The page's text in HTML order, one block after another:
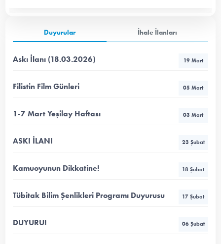
Duyurular İhale İlanları
Askı İlanı (18.03.2026) 19 Mart
Filistin Film Günleri 05 Mart
1-7 Mart Yeşilay Haftası 03 Mart
ASKI İLANI 23 Şubat
Kamuoyunun Dikkatine! 18 Şubat
Tübitak Bilim Şenlikleri Programı Duyurusu 17 Şubat
DUYURU! 06 Şubat